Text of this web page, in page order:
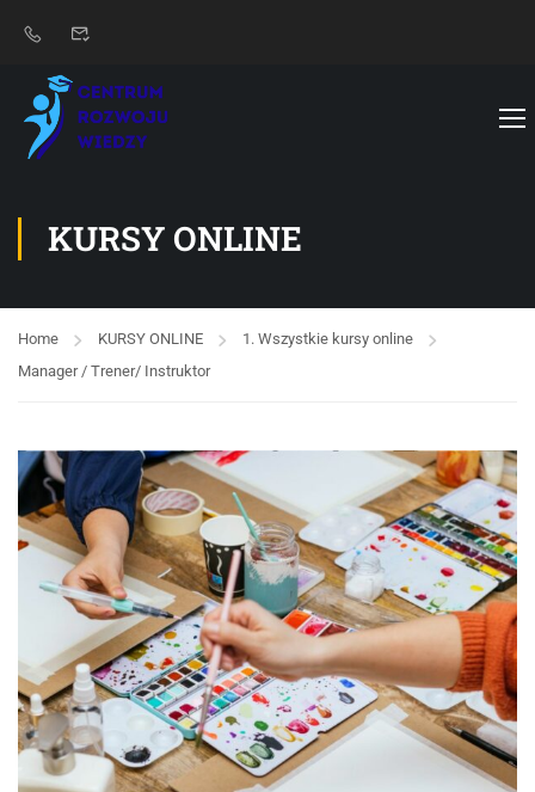
KURSY ONLINE
Home KURSY ONLINE
1. Wszystkie kursy online
Manager / Trener/ Instruktor